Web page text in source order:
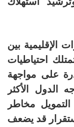
الإقليمية بين
احتياطيات
على مواجهة
الدول الأكثر
مخاطر
قد يضعف